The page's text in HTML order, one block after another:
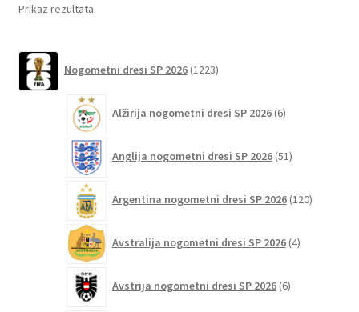
Prikaz rezultata
Nogometni dresi SP 2026 1223izdelkov
Alžirija nogometni dresi SP 2026 6izdelkov
Anglija nogometni dresi SP 2026 51izdelkov
Argentina nogometni dresi SP 2026 120izdelkov
Avstralija nogometni dresi SP 2026 4izdelki
Avstrija nogometni dresi SP 2026 6izdelkov